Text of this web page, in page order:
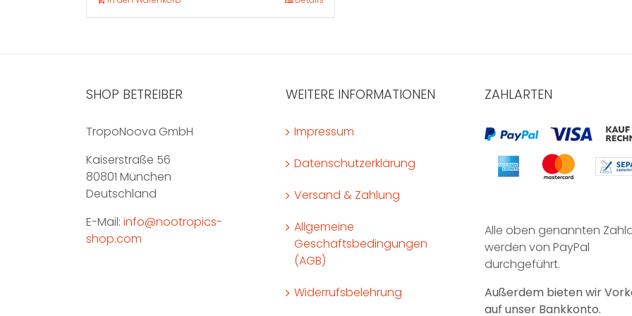
SHOP BETREIBER
TropoNoova GmbH
Kaiserstraße 56
80801 München
Deutschland
E-Mail: info@nootropics-
shop.com
WEITERE INFORMATIONEN
Impressum
Datenschutzerklärung
Versand & Zahlung
Allgemeine
Geschäftsbedingungen
(AGB)
Widerrufsbelehrung
ZAHLARTEN
Alle oben genannten
werden von PayPal
durchgeführt.
Außerdem bieten wir
auf unser Bankkonto.